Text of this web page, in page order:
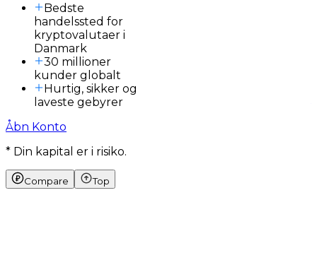
Bedste
handelssted for
kryptovalutaer i
Danmark
30 millioner
kunder globalt
Hurtig, sikker og
laveste gebyrer
Åbn Konto
* Din kapital er i risiko.
Compare Top